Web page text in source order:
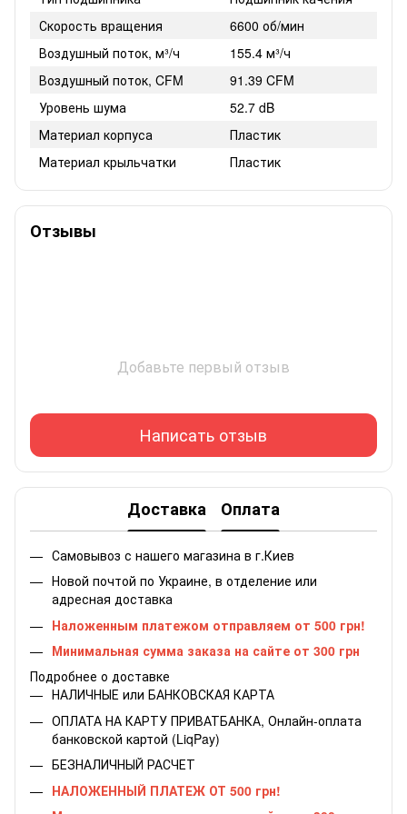
Скорость вращения
6600 об/мин
Воздушный поток, м³/ч
155.4 м³/ч
Воздушный поток, CFM
91.39 CFM
Уровень шума
52.7 dB
Материал корпуса
Пластик
Материал крыльчатки
Пластик
Отзывы
Добавьте первый отзыв
Написать отзыв
Доставка Оплата
Самовывоз с нашего магазина в г.Киев
Новой почтой по Украине, в отделение или
адресная доставка
Наложенным платежом отправляем от 500 грн!
Минимальная сумма заказа на сайте от 300 грн
Подробнее о доставке
НАЛИЧНЫЕ или БАНКОВСКАЯ КАРТА
ОПЛАТА НА КАРТУ ПРИВАТБАНКА, Онлайн-оплата
банковской картой (LiqPay)
БЕЗНАЛИЧНЫЙ РАСЧЕТ
НАЛОЖЕННЫЙ ПЛАТЕЖ ОТ 500 грн!